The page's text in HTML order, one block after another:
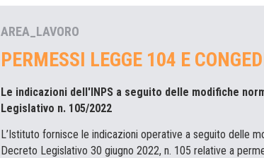
AREA_LAVORO
PERMESSI LEGGE 104 E
Le indicazioni dell'INPS a seguito delle modifiche
Legislativo n. 105/2022
L’Istituto fornisce le indicazioni operative a seguito delle
Decreto Legislativo 30 giugno 2022, n. 105 relative a